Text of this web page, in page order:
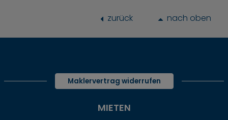
zurück nach oben
Maklervertrag widerrufen
MIETEN